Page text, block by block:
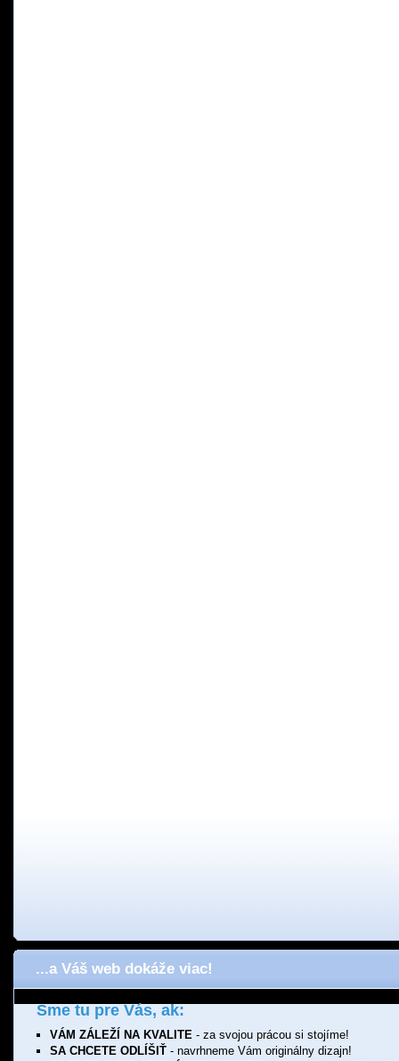
...a Váš web dokáže viac!
Sme tu pre Vás, ak:
VÁM ZÁLEŽÍ NA KVALITE - za svojou prácou si stojíme!
SA CHCETE ODLÍŠIŤ - navrhneme Vám originálny dizajn!